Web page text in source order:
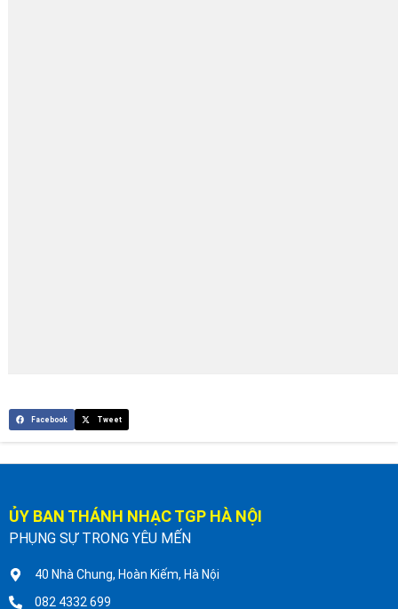
Facebook Tweet
ỦY BAN THÁNH NHẠC TGP HÀ NỘI
PHỤNG SỰ TRONG YÊU MẾN
40 Nhà Chung, Hoàn Kiếm, Hà Nội
082 4332 699